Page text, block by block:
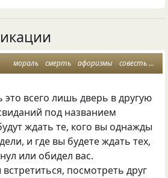
мораль смерть афоризмы совесть
всего лишь дверь в другую
под названием
ждать те, кого вы однажды
и где вы будете ждать тех,
или обидел вас.
посмотреть друг